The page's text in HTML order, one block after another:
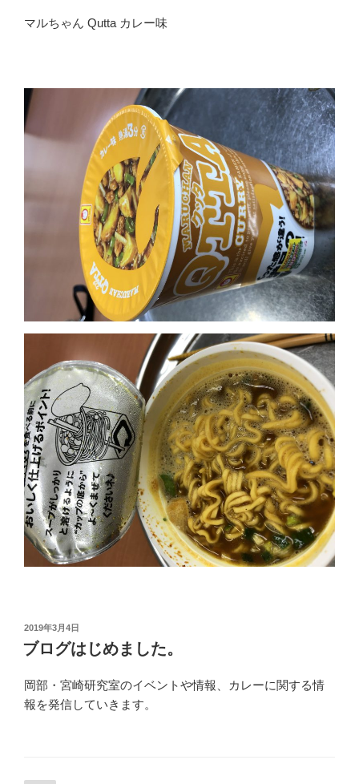
マルちゃん Qutta カレー味
投
稿
日:
2019年3月4日
ブログはじめました。
岡部・宮崎研究室のイベントや情報、カレーに関する情
報を発信していきます。